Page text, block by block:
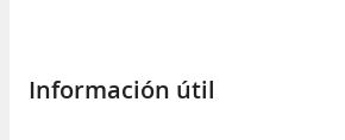
Información útil